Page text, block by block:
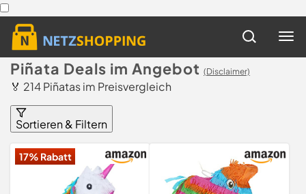
Piñata Deals im Angebot (Disclaimer)
🏅 214 Piñatas im Preisvergleich
Sortieren & Filtern
17% Rabatt